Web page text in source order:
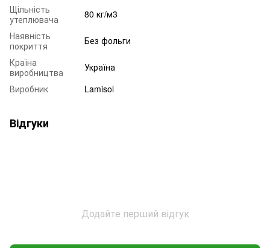
Щільність
утеплювача
80 кг/м3
Наявність
покриття
Без фольги
Країна
виробництва
Україна
Виробник
Lamisol
Відгуки
Додайте перший відгук